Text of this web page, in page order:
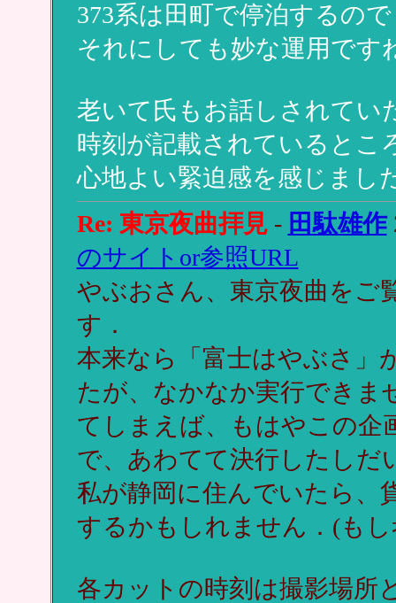
373系は田町で停泊するの
それにしても妙な運用です
老いて氏もお話しされてい
時刻が記載されているとこ
心地よい緊迫感を感じまし
Re: 東京夜曲拝見- 田駄雄作
のサイトor参照URL
やぶおさん、東京夜曲をご
す．
本来なら「富士はやぶさ」
たが、なかなか実行できま
てしまえば、もはやこの企
で、あわてて決行したしだ
私が静岡に住んでいたら、
するかもしれません．(も
各カットの時刻は撮影場所